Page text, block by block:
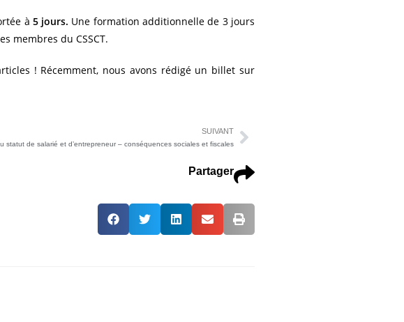
à 5 jours. Une formation additionnelle de 3 jours
membres du CSSCT.
! Récemment, nous avons rédigé un billet sur
SUIVANT
statut de salarié et d’entrepreneur – conséquences sociales et fiscales
Partager